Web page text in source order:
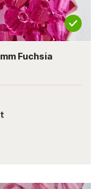
Fuchsia